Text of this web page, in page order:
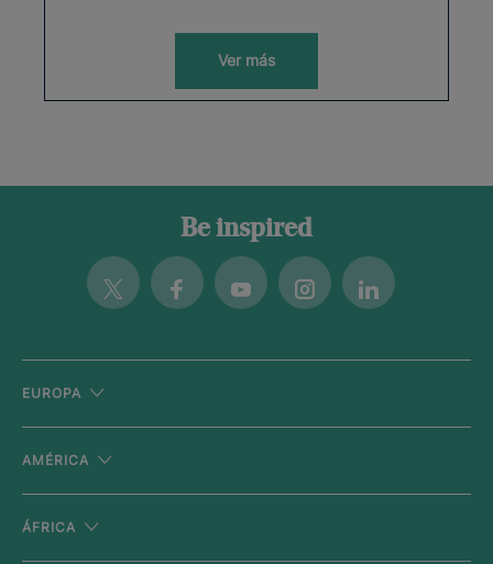
Ver más
Be inspired
Twitter FacebookYoutubeInstagramLinkedin
EUROPA
AMÉRICA
ÁFRICA